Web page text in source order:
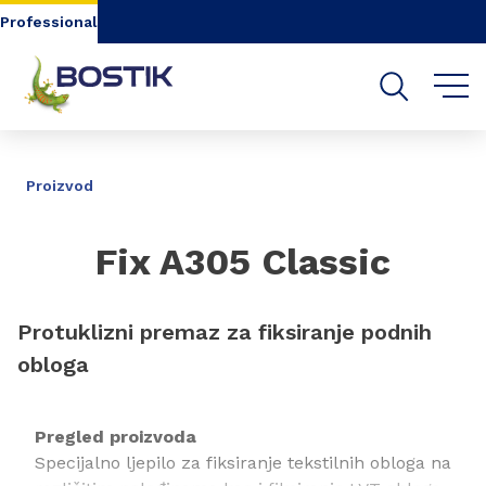
Go to content
Professional
Proizvod
Fix A305 Classic
Protuklizni premaz za fiksiranje podnih
obloga
Pregled proizvoda
Specijalno ljepilo za fiksiranje tekstilnih obloga na